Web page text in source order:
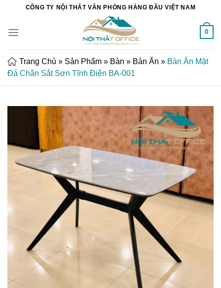
Chuyển
nội
CÔNG TY NỘI THẤT VĂN PHÒNG HÀNG ĐẦU VIỆT NAM
0
Trang Chủ » Sản Phẩm » Bàn » Bàn Ăn » Bàn Ăn Mặt
Đá Chân Sắt Sơn Tĩnh Điện BA-001